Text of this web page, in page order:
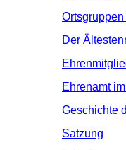
Der
Ehrenamt
Geschichte
Satzung